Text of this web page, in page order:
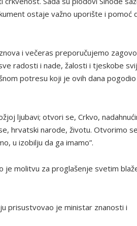
ostaje važno uporište i pomoć
i večeras preporučujemo
radosti i nade, žalosti i tjeskobe
potresu koji je ovih dana
ljubavi; otvori se, Crkvo,
hrvatski narode, životu. Otvorimo
u izobilju da ga imamo”.
je molitvu za proglašenje svetim
prisustvovao je ministar znanosti i